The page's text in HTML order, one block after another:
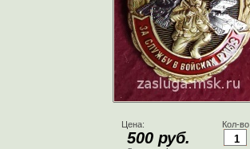
Цена:
500 руб.
Кол-